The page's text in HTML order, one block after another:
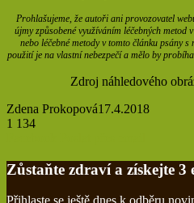
Prohlašujeme, že autoři ani provozovatel
újmy způsobené využíváním léčebných metod
nebo léčebné metody v tomto článku psány
použití je na vlastní nebezpečí a mělo by
Zdroj náhledového
Zdena Prokopová17.4.2018
1 134
Zůstaňte zdraví a získejte